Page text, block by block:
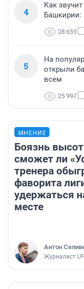
4
Как
Башкирии:
28 655
5
На
открыли
всем
25 997
МНЕНИЕ
Боязнь
сможет ли
тренера
фаворита
удержаться
месте
Антон
Журналист